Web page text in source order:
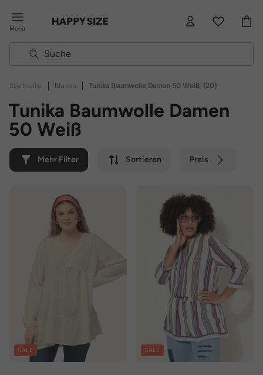
Menü
Startseite | Blusen | Tunika Baumwolle Damen 50 Weiß (20)
Tunika Baumwolle Damen
50 Weiß
Mehr Filter Sortieren Preis
SALE SALE